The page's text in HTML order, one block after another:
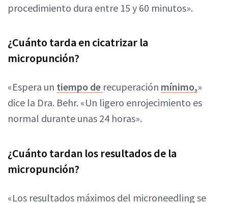
procedimiento dura entre 15 y 60 minutos».
¿Cuánto tarda en cicatrizar la
micropunción?
«Espera un tiempo de recuperación mínimo,»
dice la Dra. Behr. «Un ligero enrojecimiento es
normal durante unas 24 horas».
¿Cuánto tardan los resultados de la
micropunción?
«Los resultados máximos del microneedling se